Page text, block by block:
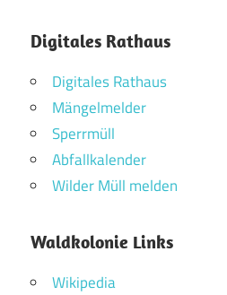
Digitales Rathaus
Digitales Rathaus
Mängelmelder
Sperrmüll
Abfallkalender
Wilder Müll melden
Waldkolonie Links
Wikipedia